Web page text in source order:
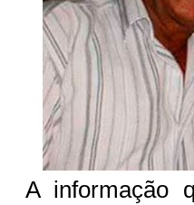
A informação